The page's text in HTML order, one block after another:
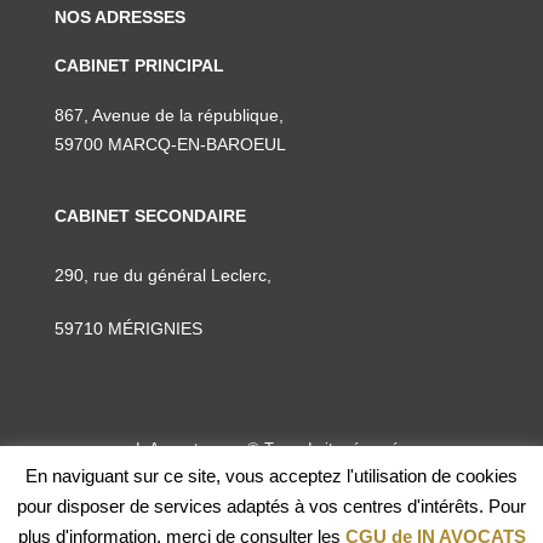
NOS ADRESSES
CABINET PRINCIPAL
867, Avenue de la république,
59700 MARCQ-EN-BAROEUL
CABINET SECONDAIRE
290, rue du général Leclerc,
59710 MÉRIGNIES
InAvocats.com © Tous droits réservés
CGU
Nos tarifs
En naviguant sur ce site, vous acceptez l'utilisation de cookies
pour disposer de services adaptés à vos centres d'intérêts. Pour
plus d'information, merci de consulter les CGU de IN AVOCATS